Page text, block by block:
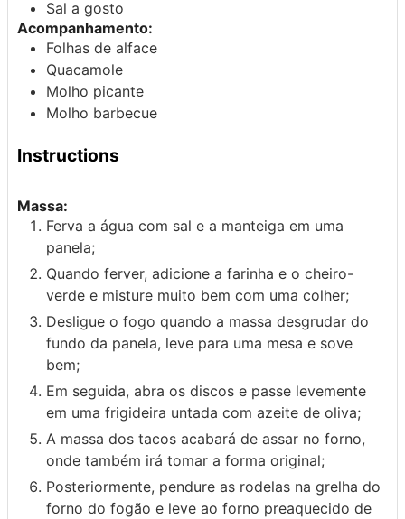
Sal a gosto
Acompanhamento:
Folhas de alface
Quacamole
Molho picante
Molho barbecue
Instructions
Massa:
Ferva a água com sal e a manteiga em uma
panela;
Quando ferver, adicione a farinha e o cheiro-
verde e misture muito bem com uma colher;
Desligue o fogo quando a massa desgrudar do
fundo da panela, leve para uma mesa e sove
bem;
Em seguida, abra os discos e passe levemente
em uma frigideira untada com azeite de oliva;
A massa dos tacos acabará de assar no forno,
onde também irá tomar a forma original;
Posteriormente, pendure as rodelas na grelha do
forno do fogão e leve ao forno preaquecido de